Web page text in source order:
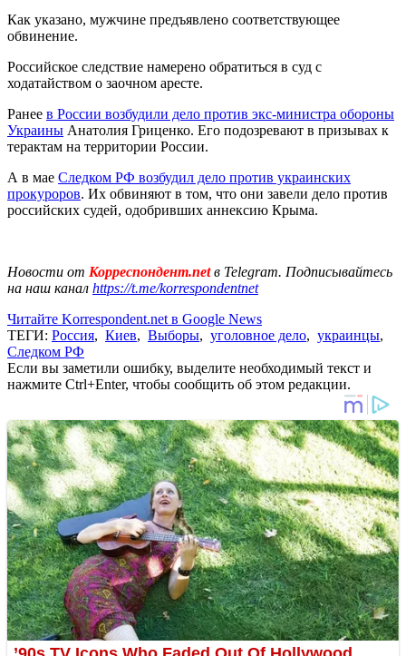
Как указано, мужчине предъявлено соответствующее
обвинение.
Российское следствие намерено обратиться в суд с
ходатайством о заочном аресте.
Ранее в России возбудили дело против экс-министра обороны
Украины Анатолия Гриценко. Его подозревают в призывах к
терактам на территории России.
А в мае Следком РФ возбудил дело против украинских
прокуроров. Их обвиняют в том, что они завели дело против
российских судей, одобривших аннексию Крыма.
Новости от Корреспондент.netв Telegram. Подписывайтесь
на наш канал https://t.me/korrespondentnet
Читайте Korrespondent.net в Google News
ТЕГИ: Россия, Киев, Выборы, уголовное дело, украинцы,
Следком РФ
Если вы заметили ошибку, выделите необходимый текст и
нажмите Ctrl+Enter, чтобы сообщить об этом редакции.